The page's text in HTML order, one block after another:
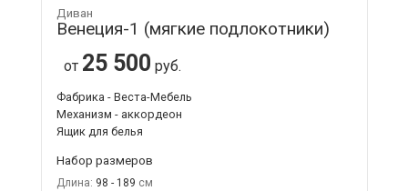
Диван
Венеция-1 (мягкие подлокотники)
от 25 500 руб.
Фабрика - Веста-Мебель
Механизм - аккордеон
Ящик для белья
Набор размеров
Длина: 98 - 189